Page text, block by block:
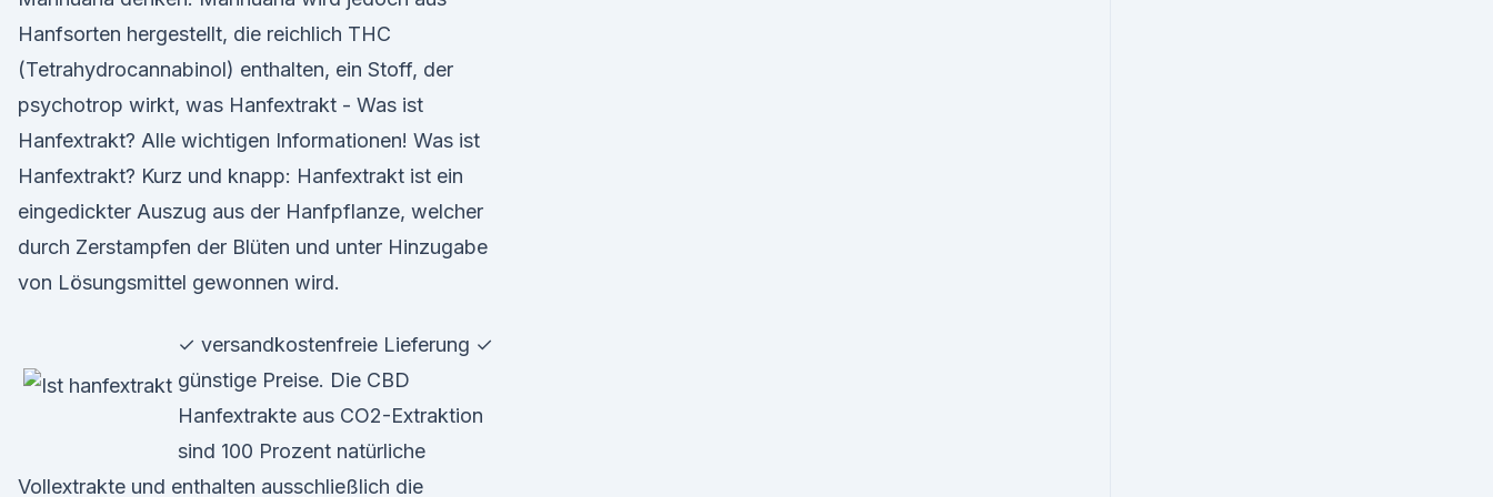
Hanfsorten hergestellt, die reichlich THC
(Tetrahydrocannabinol) enthalten, ein Stoff, der
psychotrop wirkt, was Hanfextrakt - Was ist
Hanfextrakt? Alle wichtigen Informationen! Was ist
Hanfextrakt? Kurz und knapp: Hanfextrakt ist ein
eingedickter Auszug aus der Hanfpflanze, welcher
durch Zerstampfen der Blüten und unter Hinzugabe
von Lösungsmittel gewonnen wird.
✓ versandkostenfreie Lieferung ✓
günstige Preise. Die CBD
Hanfextrakte aus CO2-Extraktion
sind 100 Prozent natürliche
Vollextrakte und enthalten ausschließlich die